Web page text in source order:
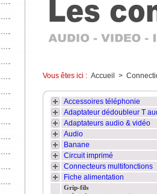
Vous êtes ici : Accueil >
Accessoires téléphonie
Adaptateur dédoubleur T
Adaptateurs audio & vidéo
Audio
Banane
Circuit imprimé
Connecteurs multifonctions
Fiche alimentation
Grip-fils